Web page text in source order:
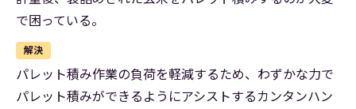
で困っている。
解決
パレット積み作業の負荷を軽減するため、わずかな力で
パレット積みができるようにアシストするカンタンハン